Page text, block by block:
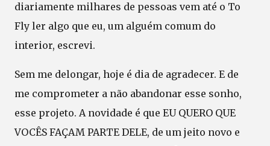
diariamente milhares de pessoas vem até o To
Fly ler algo que eu, um alguém comum do
interior, escrevi.
Sem me delongar, hoje é dia de agradecer. E de
me comprometer a não abandonar esse sonho,
esse projeto. A novidade é que EU QUERO QUE
VOCÊS FAÇAM PARTE DELE, de um jeito novo e